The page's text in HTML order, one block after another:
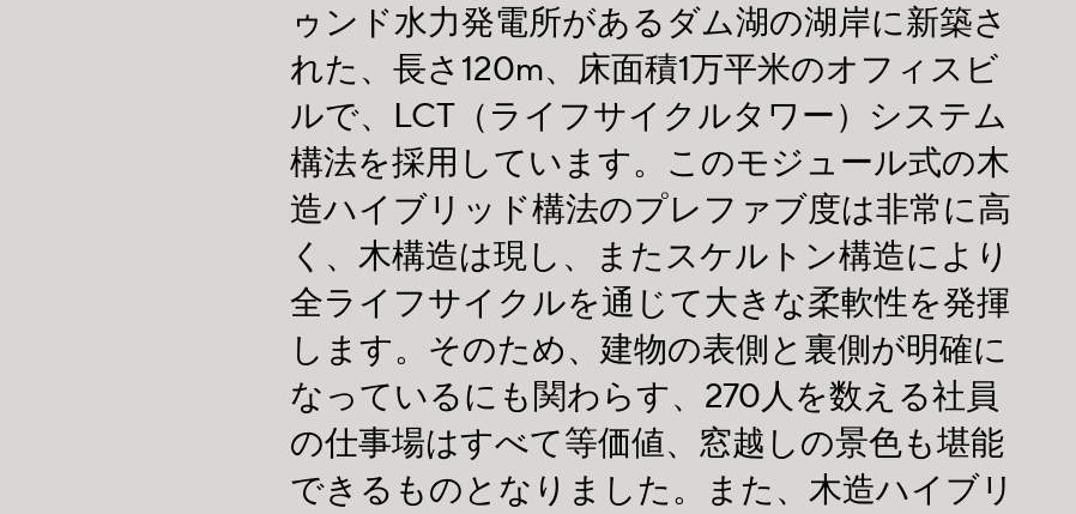
ゥンド水力発電所があるダム湖の湖岸に新築さ
れた、長さ120m、床面積1万平米のオフィスビ
ルで、LCT（ライフサイクルタワー）システム
構法を採用しています。このモジュール式の木
造ハイブリッド構法のプレファブ度は非常に高
く、木構造は現し、またスケルトン構造により
全ライフサイクルを通じて大きな柔軟性を発揮
します。そのため、建物の表側と裏側が明確に
なっているにも関わらす、270人を数える社員
の仕事場はすべて等価値、窓越しの景色も堪能
できるものとなりました。また、木造ハイブリ